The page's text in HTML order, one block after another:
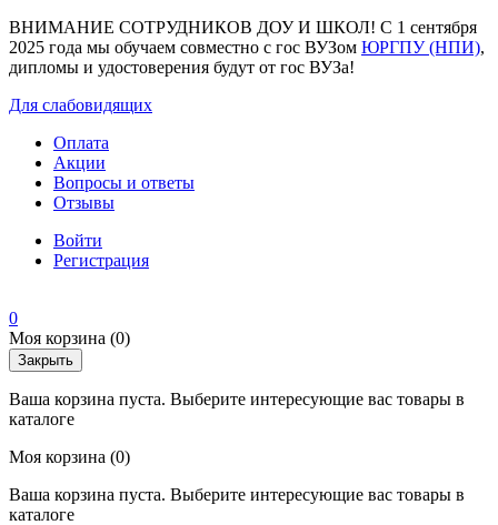
ВНИМАНИЕ СОТРУДНИКОВ ДОУ И ШКОЛ! С 1 сентября
2025 года мы обучаем совместно с гос ВУЗом ЮРГПУ (НПИ),
дипломы и удостоверения будут от гос ВУЗа!
Для слабовидящих
Оплата
Акции
Вопросы и ответы
Отзывы
Войти
Регистрация
0
Моя корзина (0)
Закрыть
Ваша корзина пуста. Выберите интересующие вас товары в
каталоге
Моя корзина (0)
Ваша корзина пуста. Выберите интересующие вас товары в
каталоге